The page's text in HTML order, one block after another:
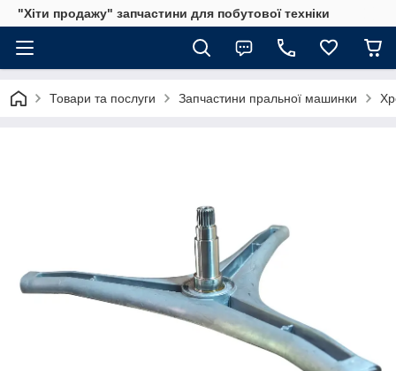
"Хіти продажу" запчастини для побутової техніки
Товари та послуги Запчастини пральної машинки